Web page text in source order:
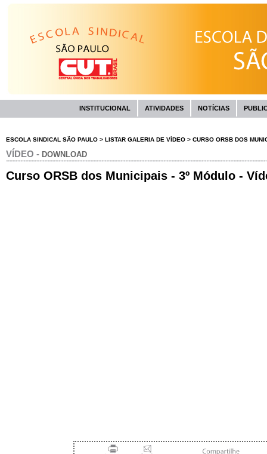
INSTITUCIONAL ATIVIDADES NOTÍCIAS
ESCOLA SINDICAL SÃO PAULO > LISTAR GALERIA DE VÍDEO > CURSO ORSB DOS
VÍDEO - DOWNLOAD
Curso ORSB dos Municipais - 3º Módulo -